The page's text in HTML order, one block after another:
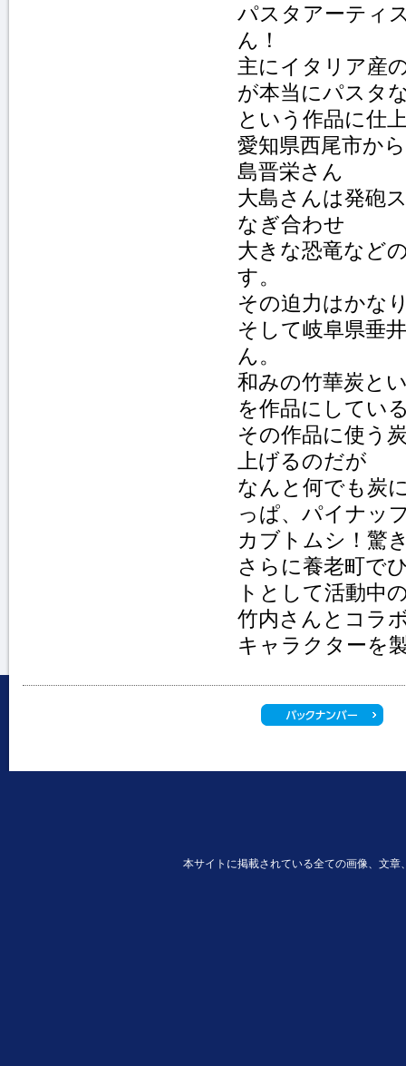
パスタアーティ
ん！
主にイタリア産
が本当にパスタ
という作品に仕
愛知県西尾市か
島晋栄さん
大島さんは発砲
なぎ合わせ
大きな恐竜など
す。
その迫力はかな
そして岐阜県垂
ん。
和みの竹華炭と
を作品にしてい
その作品に使う
上げるのだが
なんと何でも炭
っぱ、パイナッ
カブトムシ！驚
さらに養老町で
トとして活動中
竹内さんとコラ
キャラクターを
本サイトに掲載されている全ての画像、文